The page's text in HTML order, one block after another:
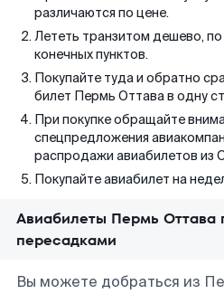
различаются по цене.
Лететь транзитом дешево,
конечных пунктов.
Покупайте туда и обратно
билет Пермь Оттава в одну
При покупке обращайте
спецпредложения
распродажи авиабилетов из
Покупайте авиабилет на
Авиабилеты Пермь Оттава
пересадками
Вы можете добраться из